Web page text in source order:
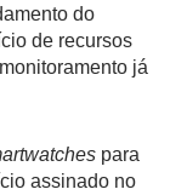
do
de recursos
já
para
assinado no